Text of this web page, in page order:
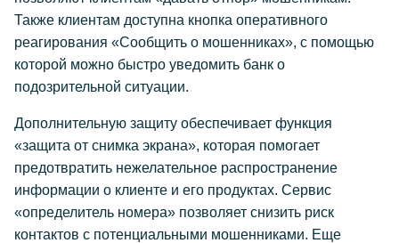
Также клиентам доступна кнопка оперативного
реагирования «Сообщить о мошенниках», с помощью
которой можно быстро уведомить банк о
подозрительной ситуации.
Дополнительную защиту обеспечивает функция
«защита от снимка экрана», которая помогает
предотвратить нежелательное распространение
информации о клиенте и его продуктах. Сервис
«определитель номера» позволяет снизить риск
контактов с потенциальными мошенниками. Еще